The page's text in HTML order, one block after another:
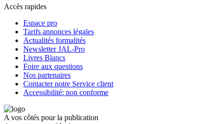
Accès rapides
Espace pro
Tarifs annonces légales
Actualités formalités
Newsletter JAL-Pro
Livres Blancs
Foire aux questions
Nos partenaires
Contacter notre Service client
Accessibilité: non conforme
A vos côtés pour la publication